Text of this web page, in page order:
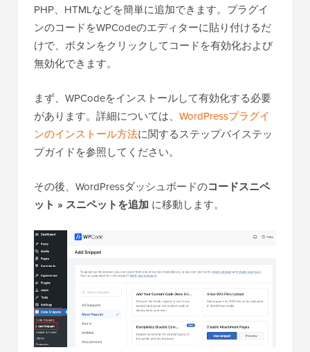
PHP、HTMLなどを簡単に追加できます。プラグイ
ンのコードをWPCodeのエディターに貼り付けるだ
けで、ボタンをクリックしてコードを有効化および
無効化できます。
まず、WPCodeをインストールして有効化する必要
があります。詳細については、 WordPressプラグイ
ンのインストール方法に関するステップバイステッ
プガイドを参照してください。
その後、WordPressダッシュボードのコードスニペ
ット » スニペットを追加 に移動します。